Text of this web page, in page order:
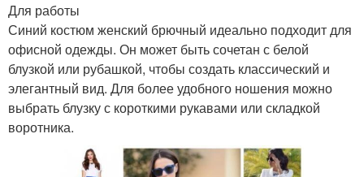
Для работы
Синий костюм женский брючный идеально подходит для
офисной одежды. Он может быть сочетан с белой
блузкой или рубашкой, чтобы создать классический и
элегантный вид. Для более удобного ношения можно
выбрать блузку с короткими рукавами или складкой
воротника.